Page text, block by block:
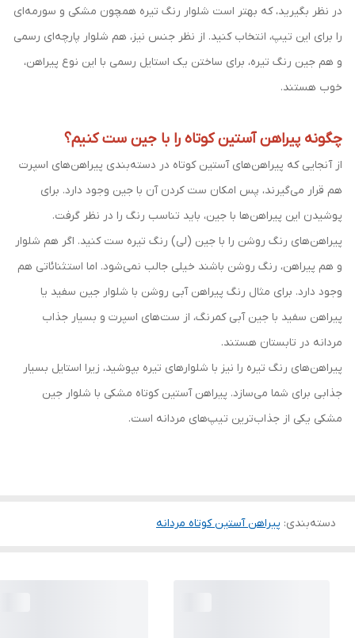
در نظر بگیرید، که بهتر است شلوار رنگ تیره همچون مشکی و سورمه‌ای
را برای این تیپ، انتخاب کنید. از نظر جنس نیز، هم شلوار پارچه‌ای رسمی
و هم جین رنگ تیره، برای ساختن یک استایل رسمی با این نوع پیراهن،
خوب هستند.
چگونه پیراهن آستین کوتاه را با جین ست کنیم؟
از آنجایی که پیراهن‌های آستین کوتاه در دسته‌بندی پیراهن‌های اسپرت
هم قرار می‌گیرند، پس امکان ست کردن آن با جین وجود دارد. برای
پوشیدن این پیراهن‌ها با جین، باید تناسب رنگ را در نظر گرفت.
پیراهن‌های رنگ روشن را با جین (لی) رنگ تیره ست کنید. اگر هم شلوار
و هم پیراهن، رنگ روشن باشند خیلی جالب نمی‌شود. اما استثنائاتی هم
وجود دارد. برای مثال رنگ پیراهن آبی روشن با شلوار جین سفید یا
پیراهن سفید با جین آبی کمرنگ، از ست‌های اسپرت و بسیار جذاب
مردانه در تابستان هستند.
پیراهن‌های رنگ تیره را نیز با شلوارهای تیره بپوشید، زیرا استایل بسیار
جذابی برای شما می‌سازد. پیراهن آستین کوتاه مشکی با شلوار جین
مشکی یکی از جذاب‌ترین تیپ‌های مردانه است.
دسته‌بندی: پیراهن آستین کوتاه مردانه